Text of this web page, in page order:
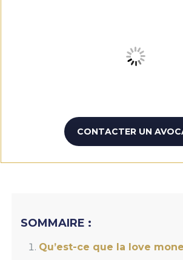
CONTACTER UN
SOMMAIRE :
Qu’est-ce que la love